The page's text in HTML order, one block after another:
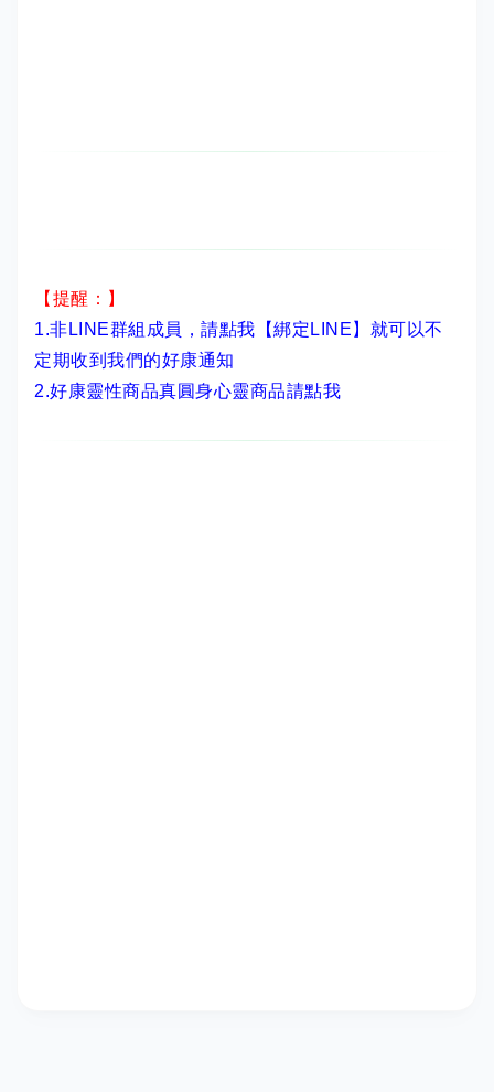
【提醒：】
1.非LINE群組成員， 請點我【綁定LINE】 就可以不
定期收到我們的好康通知
2.好康靈性商品真圓身心靈商品請點我